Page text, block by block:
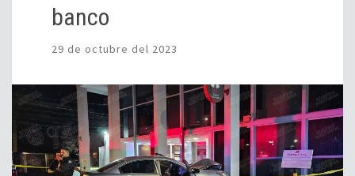
banco
29 de octubre del 2023